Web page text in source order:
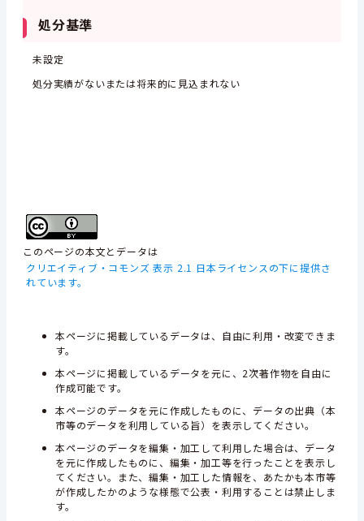
処分基準
未設定
処分実績がないまたは将来的に見込まれない
このページの本文とデータは
クリエイティブ・コモンズ 表示 2.1 日本ライセンスの下に提供さ
れています。
本ページに掲載しているデータは、自由に利用・改変できま
す。
本ページに掲載しているデータを元に、2次著作物を自由に
作成可能です。
本ページのデータを元に作成したものに、データの出典（本
市等のデータを利用している旨）を表示してください。
本ページのデータを編集・加工して利用した場合は、データ
を元に作成したものに、編集・加工等を行ったことを表示し
てください。また、編集・加工した情報を、あたかも本市等
が作成したかのような様態で公表・利用することは禁止しま
す。